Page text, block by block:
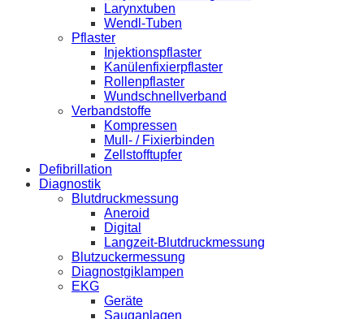
Larynxtuben
Wendl-Tuben
Pflaster
Injektionspflaster
Kanülenfixierpflaster
Rollenpflaster
Wundschnellverband
Verbandstoffe
Kompressen
Mull- / Fixierbinden
Zellstofftupfer
Defibrillation
Diagnostik
Blutdruckmessung
Aneroid
Digital
Langzeit-Blutdruckmessung
Blutzuckermessung
Diagnostgiklampen
EKG
Geräte
Sauganlagen